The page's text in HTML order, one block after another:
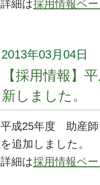
詳細は採用情報ペ
2013年03月04日
【採用情報】
新しました。
平成25年度 助産師
を追加しました。
詳細は採用情報ペ